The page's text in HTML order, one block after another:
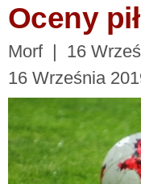
Oceny
Morf | 16
16 Września